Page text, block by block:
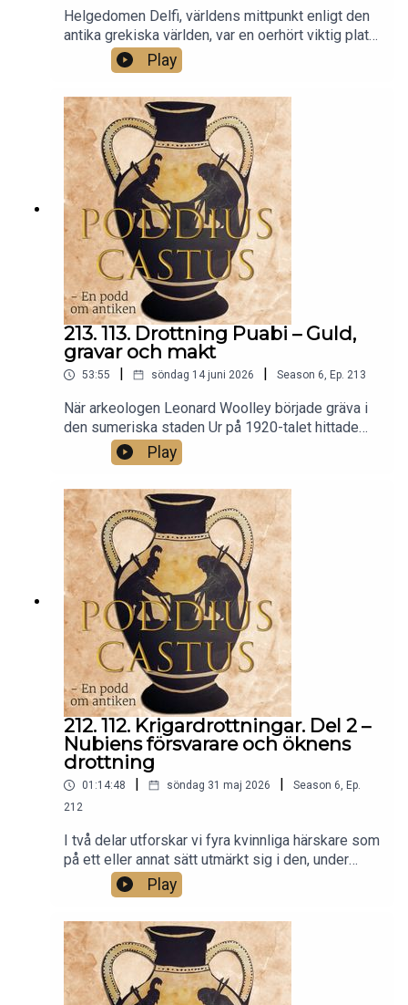
Helgedomen Delfi, världens mittpunkt enligt den
antika grekiska världen, var en oerhört viktig plats
med ett orakel vars svar kunde hjälpa eller stjälpa.
Oraklets svar kom direkt från guden Apollo. Men
vad händer när en stad får för mycket makt över
en så viktig plats och i förlängningen
orakelsvaren? Ett maktspel startar och resultatet
blir det första heliga kriget.
Play
213. 113. Drottning Puabi – Guld,
gravar och makt
53:55 söndag 14 juni 2026 Season 6, Ep. 213
När arkeologen Leonard Woolley började gräva i
den sumeriska staden Ur på 1920-talet hittade
han några av de mest spektakulära gravarna från
Mesopotamien. En av dem tillhörde Puabi, en
mäktig kvinna vars namn överlevt tack vare ett
sigill och en nästan orörd grav fylld av guld, lapis
lazuli, tjänare som följt henne i döden. I dagens
avsnitt pratar vi om Sumer, staden Ur och vad
Puabis grav kan avslöja om makt, rikedom och
död för mer än 4 500 år sedan.
Play
212. 112. Krigardrottningar. Del 2 –
Nubiens försvarare och öknens
drottning
01:14:48 söndag 31 maj 2026 Season 6, Ep.
212
I två delar utforskar vi fyra kvinnliga härskare som
på ett eller annat sätt utmärkt sig i den, under
antiken, högst manliga krigssfären. I denna andra
del bekantar vi oss med den nubiska Amanirenas,
drottning över Kush, ett mäktigt rike söder om
Egypten, samt Mavia, drottning över de arabiska
tanukhiderna som blev både Roms främsta
allierade och Roms värsta fiender.
Play